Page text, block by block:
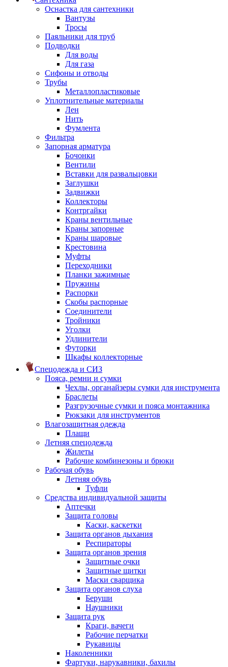
Оснастка для сантехники
Вантузы
Тросы
Паяльники для труб
Подводки
Для воды
Для газа
Сифоны и отводы
Трубы
Металлопластиковые
Уплотнительные материалы
Лен
Нить
Фумлента
Фильтра
Запорная арматура
Бочонки
Вентили
Вставки для развальцовки
Заглушки
Задвижки
Коллекторы
Контргайки
Краны вентильные
Краны запорные
Краны шаровые
Крестовина
Муфты
Переходники
Планки зажимные
Пружины
Распорки
Скобы распорные
Соединители
Тройники
Уголки
Удлинители
Футорки
Шкафы коллекторные
Спецодежда и СИЗ
Пояса, ремни и сумки
Чехлы, органайзеры сумки для инструмента
Браслеты
Разгрузочные сумки и пояса монтажника
Рюкзаки для инструментов
Влагозащитная одежда
Плащи
Летняя спецодежда
Жилеты
Рабочие комбинезоны и брюки
Рабочая обувь
Летняя обувь
Туфли
Средства индивидуальной защиты
Аптечки
Защита головы
Каски, каскетки
Защита органов дыхания
Респираторы
Защита органов зрения
Защитные очки
Защитные щитки
Маски сварщика
Защита органов слуха
Беруши
Наушники
Защита рук
Краги, вачеги
Рабочие перчатки
Рукавицы
Наколенники
Фартуки, нарукавники, бахилы